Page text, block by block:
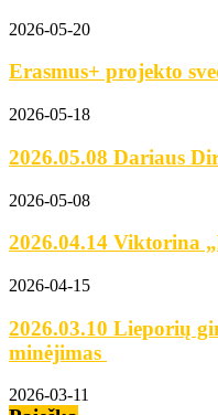
2026-05-20
Erasmus+ projekto
2026-05-18
2026.05.08 Dariaus
2026-05-08
2026.04.14 Viktorina
2026-04-15
2026.03.10 Lieporių
minėjimas
2026-03-11